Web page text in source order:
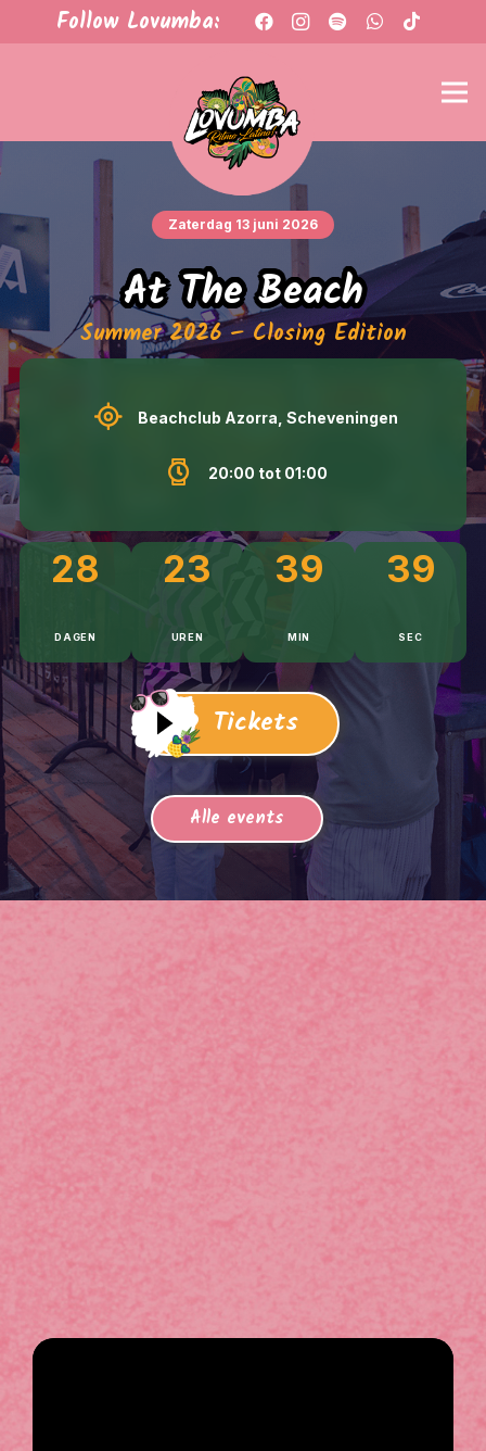
Follow Lovumba:
Zaterdag 13 juni 2026
At The Beach
Summer 2026 – Closing Edition
Beachclub Azorra , Scheveningen
20:00 tot 01:00
28
DAGEN
23
UREN
39
MIN
37
SEC
Tickets
Alle events